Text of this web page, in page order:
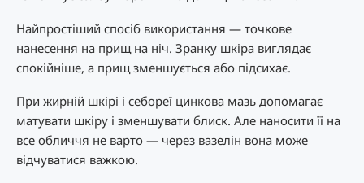
Найпростіший спосіб використання — точкове
нанесення на прищ на ніч. Зранку шкіра виглядає
спокійніше, а прищ зменшується або підсихає.
При жирній шкірі і себореї цинкова мазь допомагає
матувати шкіру і зменшувати блиск. Але наносити її на
все обличчя не варто — через вазелін вона може
відчуватися важкою.